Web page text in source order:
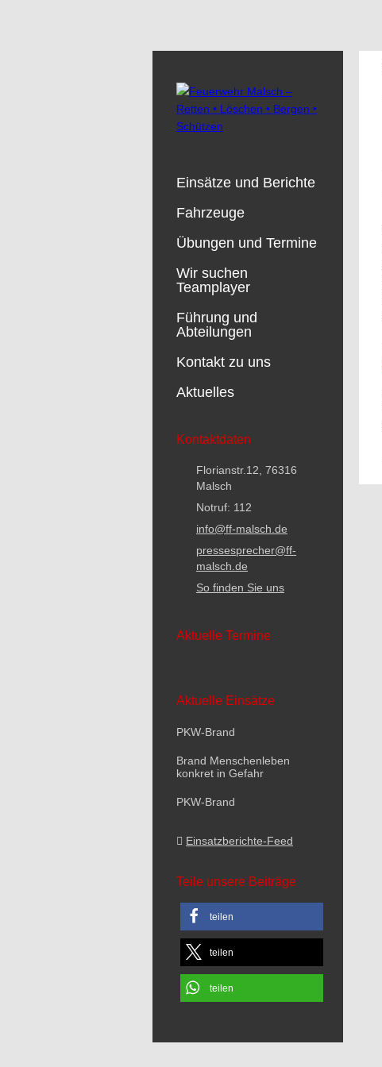
Einsätze und Berichte
Fahrzeuge
Übungen und Termine
Wir suchen
Teamplayer
Führung und
Abteilungen
Kontakt zu uns
Aktuelles
Kontaktdaten
Florianstr.12, 76316
Malsch
Notruf: 112
info@ff-malsch.de
pressesprecher@ff-
malsch.de
So finden Sie uns
Aktuelle Termine
Aktuelle Einsätze
PKW-Brand
Brand Menschenleben
konkret in Gefahr
PKW-Brand
Einsatzberichte-Feed
Teile unsere Beiträge
teilen
teilen
teilen